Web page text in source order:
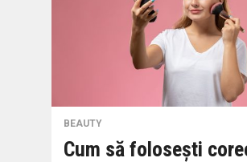
BEAUTY
Cum să folosești